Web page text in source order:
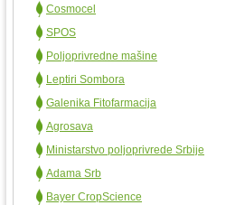
Cosmocel
SPOS
Poljoprivredne mašine
Leptiri Sombora
Galenika Fitofarmacija
Agrosava
Ministarstvo poljoprivrede Srbije
Adama Srb
Bayer CropScience